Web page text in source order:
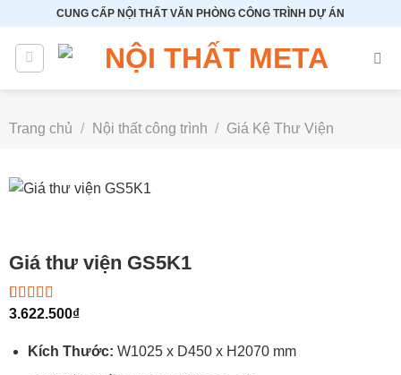
dung
CUNG CẤP NỘI THẤT VĂN PHÒNG CÔNG TRÌNH DỰ ÁN
Trang chủ / Nội thất công trình / Giá Kệ Thư Viện
Giá thư viện GS5K1
5.00trên 5
2
đánh giá
3.622.500₫
Kích Thước: W1025 x D450 x H2070 mm